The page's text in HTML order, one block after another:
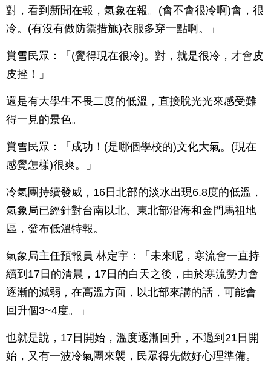
對，看到新聞在報，氣象在報。(會不會很冷啊)會，很
冷。(有沒有做防禦措施)衣服多穿一點啊。」
賞雪民眾：「(覺得現在很冷)。對，就是很冷，才會皮
皮挫！」
還是有大學生不畏二度的低溫，直接脫光光來感受難
得一見的景色。
賞雪民眾：「成功！(是哪個學校的)文化大氣。(現在
感覺怎樣)很爽。」
冷氣團持續發威，16日北部的淡水出現6.8度的低溫，
氣象局已經針對台南以北、東北部沿海和金門馬祖地
區，發布低溫特報。
氣象局主任預報員 林定宇：「未來呢，寒流會一直持
續到17日的清晨，17日的白天之後，由於寒流勢力會
逐漸的減弱，在高溫方面，以北部來講的話，可能會
回升個3~4度。」
也就是說，17日開始，溫度逐漸回升，不過到21日開
始，又有一波冷氣團來襲，民眾得先做好心理準備。